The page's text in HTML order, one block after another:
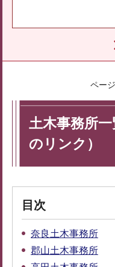
ペー
土木事務所
のリンク）
目次
奈良土木事務所
郡山土木事務所